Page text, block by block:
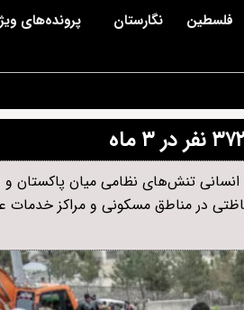
فلسطین نگارستان پرونده‌های
انسانی تنش‌های نظامی میان پاکستان
حفاظتی در مناطق مسکونی و مراکز